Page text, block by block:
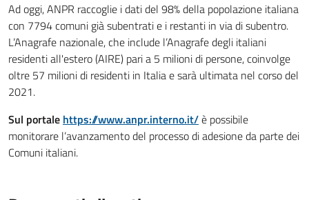
Ad oggi, ANPR raccoglie i dati del 98% della popolazione italiana
con 7794 comuni già subentrati e i restanti in via di subentro.
L’Anagrafe nazionale, che include l’Anagrafe degli italiani
residenti all'estero (AIRE) pari a 5 milioni di persone, coinvolge
oltre 57 milioni di residenti in Italia e sarà ultimata nel corso del
2021.
Sul portale https://www.anpr.interno.it/è possibile
monitorare l’avanzamento del processo di adesione da parte dei
Comuni italiani.